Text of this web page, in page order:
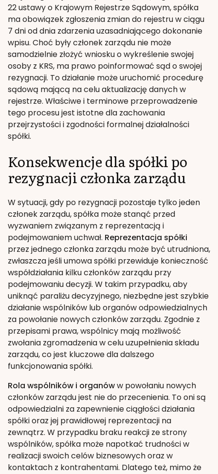
22 ustawy o Krajowym Rejestrze Sądowym, spółka
ma obowiązek zgłoszenia zmian do rejestru w ciągu
7 dni od dnia zdarzenia uzasadniającego dokonanie
wpisu. Choć były członek zarządu nie może
samodzielnie złożyć wniosku o wykreślenie swojej
osoby z KRS, ma prawo poinformować sąd o swojej
rezygnacji. To działanie może uruchomić procedurę
sądową mającą na celu aktualizację danych w
rejestrze. Właściwe i terminowe przeprowadzenie
tego procesu jest istotne dla zachowania
przejrzystości i zgodności formalnej działalności
spółki.
Konsekwencje dla spółki po
rezygnacji członka zarządu
W sytuacji, gdy po rezygnacji pozostaje tylko jeden
członek zarządu, spółka może stanąć przed
wyzwaniem związanym z reprezentacją i
podejmowaniem uchwał. Reprezentacja spółki
przez jednego członka zarządu może być utrudniona,
zwłaszcza jeśli umowa spółki przewiduje konieczność
współdziałania kilku członków zarządu przy
podejmowaniu decyzji. W takim przypadku, aby
uniknąć paraliżu decyzyjnego, niezbędne jest szybkie
działanie wspólników lub organów odpowiedzialnych
za powołanie nowych członków zarządu. Zgodnie z
przepisami prawa, wspólnicy mają możliwość
zwołania zgromadzenia w celu uzupełnienia składu
zarządu, co jest kluczowe dla dalszego
funkcjonowania spółki.
Rola wspólników i organóww powołaniu nowych
członków zarządu jest nie do przecenienia. To oni są
odpowiedzialni za zapewnienie ciągłości działania
spółki oraz jej prawidłowej reprezentacji na
zewnątrz. W przypadku braku reakcji ze strony
wspólników, spółka może napotkać trudności w
realizacji swoich celów biznesowych oraz w
kontaktach z kontrahentami. Dlatego też, mimo że